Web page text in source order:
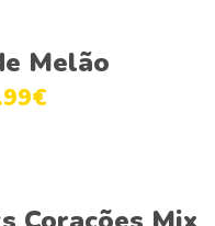
may
product
has
may
Melão
€